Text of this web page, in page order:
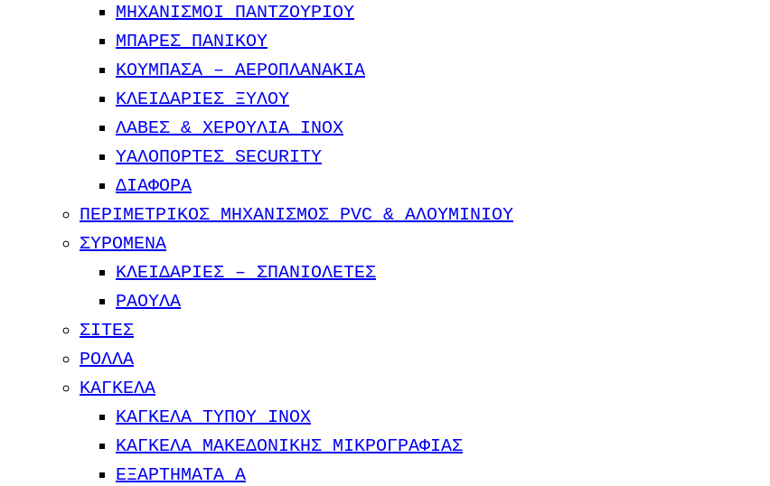
ΜΗΧΑΝΙΣΜΟΙ ΠΑΝΤΖΟΥΡΙΟΥ
ΜΠΑΡΕΣ ΠΑΝΙΚΟΥ
ΚΟΥΜΠΑΣΑ – ΑΕΡΟΠΛΑΝΑΚΙΑ
ΚΛΕΙΔΑΡΙΕΣ ΞΥΛΟΥ
ΛΑΒΕΣ & ΧΕΡΟΥΛΙΑ INOX
ΥΑΛΟΠΟΡΤΕΣ SECURITY
ΔΙΑΦΟΡΑ
ΠΕΡΙΜΕΤΡΙΚΟΣ ΜΗΧΑΝΙΣΜΟΣ PVC & ΑΛΟΥΜΙΝΙΟΥ
ΣΥΡΟΜΕΝΑ
ΚΛΕΙΔΑΡΙΕΣ – ΣΠΑΝΙΟΛΕΤΕΣ
ΡΑΟΥΛΑ
ΣΙΤΕΣ
ΡΟΛΛΑ
ΚΑΓΚΕΛΑ
ΚΑΓΚΕΛΑ ΤΥΠΟΥ INOX
ΚΑΓΚΕΛΑ ΜΑΚΕΔΟΝΙΚΗΣ ΜΙΚΡΟΓΡΑΦΙΑΣ
ΕΞΑΡΤΗΜΑΤΑ Α